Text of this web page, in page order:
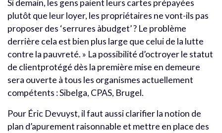
Si demain, les gens paient leurs cartes prépayées
plutôt que leur loyer, les propriétaires ne vont-ils pas
proposer des ‘serrures àbudget’ ? Le problème
derrière cela est bien plus large que celui de la lutte
contre la pauvreté. » La possibilité d’octroyer le statut
de clientprotégé dès la première mise en demeure
sera ouverte à tous les organismes actuellement
compétents : Sibelga, CPAS, Brugel.
Pour Éric Devuyst, il faut aussi clarifier la notion de
plan d’apurement raisonnable et mettre en place des